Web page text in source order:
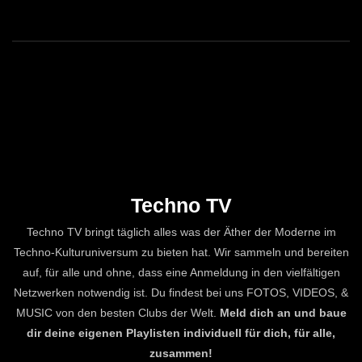
Techno TV
Techno TV bringt täglich alles was der Äther der Moderne im
Techno-Kulturuniversum zu bieten hat. Wir sammeln und bereiten
auf, für alle und ohne, dass eine Anmeldung in den vielfältigen
Netzwerken notwendig ist. Du findest bei uns FOTOS, VIDEOS, &
MUSIC von den besten Clubs der Welt. Meld dich an und baue
dir deine eigenen Playlisten individuell für dich, für alle,
zusammen!